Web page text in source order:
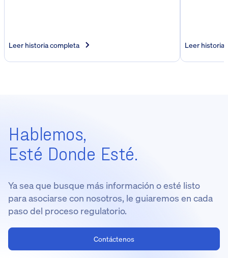
Leer historia completa Leer historia
Hablemos,
Esté Donde Esté.
Ya sea que busque más información o esté listo
para asociarse con nosotros, le guiaremos en cada
paso del proceso regulatorio.
Contáctenos